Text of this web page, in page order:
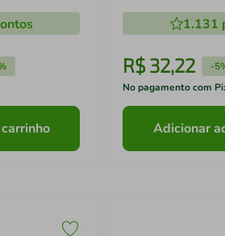
Pequeno para
1.131
R$32,22 -
No pagamento com
Adicionar